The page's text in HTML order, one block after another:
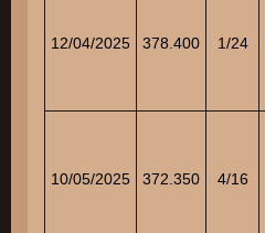
12/04/2025 378.400 1/24
10/05/2025 372.350 4/16